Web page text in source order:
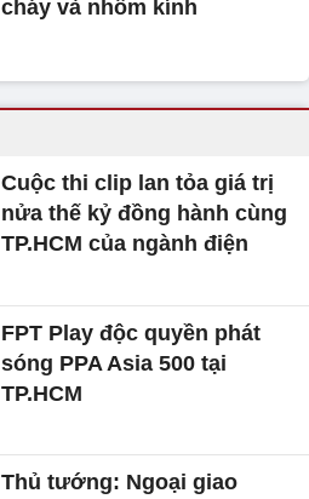
cháy và nhôm kính
Cuộc thi clip lan tỏa giá trị
nửa thế kỷ đồng hành cùng
TP.HCM của ngành điện
FPT Play độc quyền phát
sóng PPA Asia 500 tại
TP.HCM
Thủ tướng: Ngoại giao